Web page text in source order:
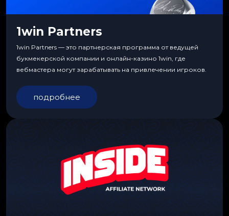
1win Partners
1win Partners — это партнерская программа от ведущей
букмекерской компании и онлайн-казино 1win, где
вебмастера могут зарабатывать на привлечении игроков.
подробнее